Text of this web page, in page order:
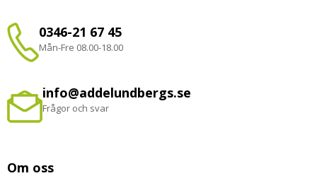
0346-21 67 45
Mån-Fre 08.00-18.00
info@addelundbergs.se
Frågor och svar
Om oss